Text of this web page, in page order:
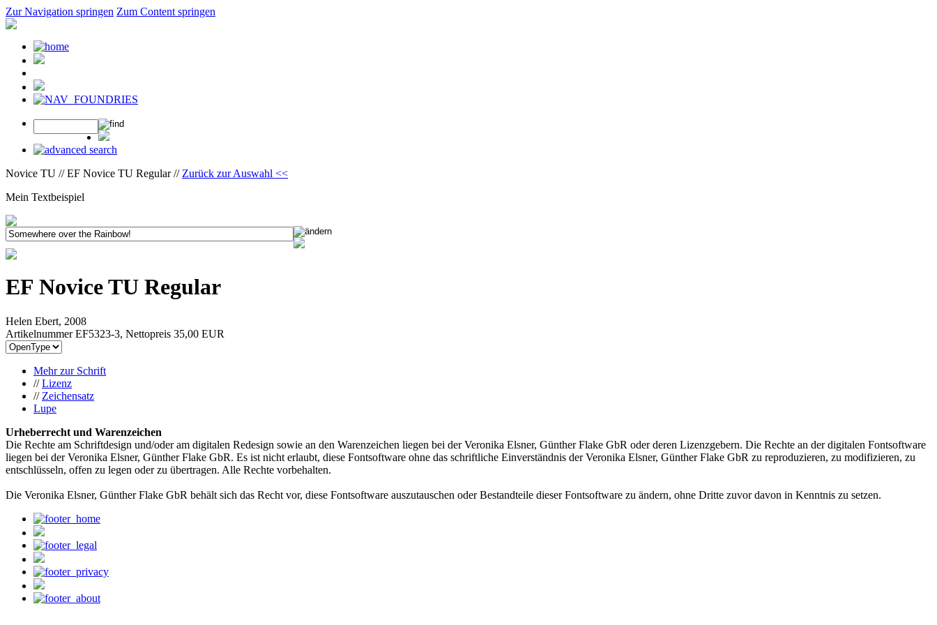
Zur Navigation springen Zum Content springen
Novice TU // EF Novice TU Regular // Zurück zur Auswahl <<
Mein Textbeispiel
EF Novice TU Regular
Helen Ebert, 2008
Artikelnummer EF5323-3, Nettopreis 35,00 EUR
Mehr zur Schrift
//Lizenz
// Zeichensatz
Lupe
Urheberrecht und Warenzeichen
Die Rechte am Schriftdesign und/oder am digitalen Redesign sowie an den Warenzeichen liegen bei der Veronika Elsner, Günther Flake GbR oder deren Lizenzgebern. Die Rechte an der digitalen Fontsoftware
liegen bei der Veronika Elsner, Günther Flake GbR. Es ist nicht erlaubt, diese Fontsoftware ohne das schriftliche Einverständnis der Veronika Elsner, Günther Flake GbR zu reproduzieren, zu modifizieren, zu
entschlüsseln, offen zu legen oder zu übertragen. Alle Rechte vorbehalten.
Die Veronika Elsner, Günther Flake GbR behält sich das Recht vor, diese Fontsoftware auszutauschen oder Bestandteile dieser Fontsoftware zu ändern, ohne Dritte zuvor davon in Kenntnis zu setzen.